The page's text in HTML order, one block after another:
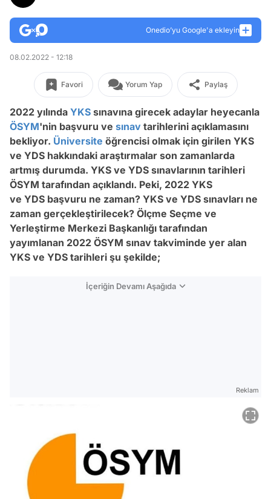
Onedio’yu Google'a ekleyin
08.02.2022 - 12:18
Favori Yorum Yap Paylaş
2022 yılında YKS sınavına girecek adaylar heyecanla
ÖSYM'nin başvuru ve sınav tarihlerini açıklamasını
bekliyor. Üniversite öğrencisi olmak için girilen YKS
ve YDS hakkındaki araştırmalar son zamanlarda
artmış durumda. YKS ve YDS sınavlarının tarihleri
ÖSYM tarafından açıklandı. Peki, 2022 YKS
ve YDS başvuru ne zaman? YKS ve YDS sınavları ne
zaman gerçekleştirilecek? Ölçme Seçme ve
Yerleştirme Merkezi Başkanlığı tarafından
yayımlanan 2022 ÖSYM sınav takviminde yer alan
YKS ve YDS tarihleri şu şekilde;
İçeriğin Devamı Aşağıda
Reklam